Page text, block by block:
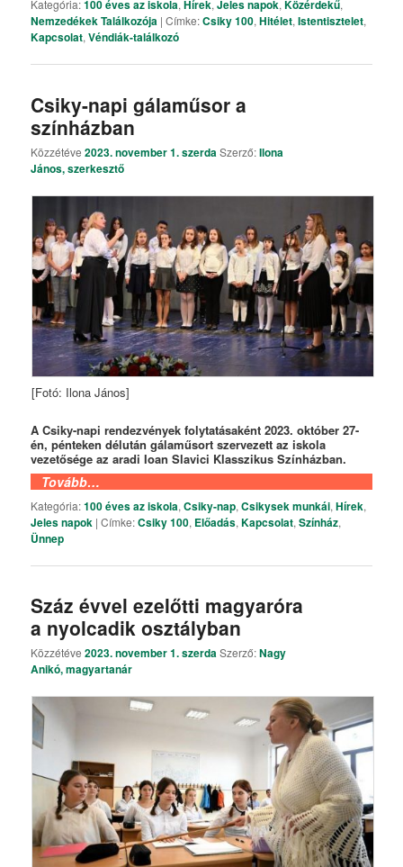
Kategória:100 éves az iskola,Hírek,Jeles napok,Közérdekű,
Nemzedékek Találkozója |Címke:Csiky 100,Hitélet,Istentisztelet,
Kapcsolat,Véndiák-találkozó
Csiky-napi gálaműsor a
színházban
Közzétéve2023. november 1. szerdaSzerző:Ilona
János, szerkesztő
[Fotó: Ilona János]
A Csiky-napi rendezvények folytatásaként 2023. október 27-
én, pénteken délután gálaműsort szervezett az iskola
vezetősége az aradi Ioan Slavici Klasszikus Színházban.
Tovább…
Kategória:100 éves az iskola,Csiky-nap,Csikysek munkái,Hírek,
Jeles napok |Címke:Csiky 100, Előadás,Kapcsolat,Színház,
Ünnep
Száz évvel ezelőtti magyaróra
a nyolcadik osztályban
Közzétéve2023. november 1. szerdaSzerző:Nagy
Anikó, magyartanár